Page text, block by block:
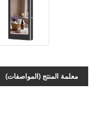
معلمة المنتج (المواصفات)
SC19
ناشر